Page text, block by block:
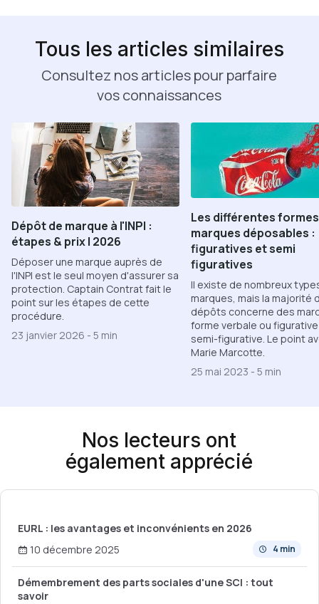
Tous les articles similaires
Consultez nos articles pour parfaire
vos connaissances
Dépôt de marque à l'INPI :
étapes & prix | 2026
Déposer une marque auprès de
l'INPI est le seul moyen d'assurer sa
protection. Captain Contrat fait le
point sur les étapes de cette
procédure.
23 janvier 2026 - 5 min
Les différentes
marques déposables :
figuratives et semi
figuratives
Il existe de nombreux
marques, mais la majorité
dépôts concerne des
forme verbale ou
semi-figurative. Le point
Marie Marcotte.
25 mai 2023 - 5 min
Nos lecteurs ont
également apprécié
EURL : les avantages et inconvénients en 2026
4 min
10 décembre 2025
Démembrement des parts sociales d'une SCI : tout
savoir